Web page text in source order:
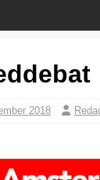
2018